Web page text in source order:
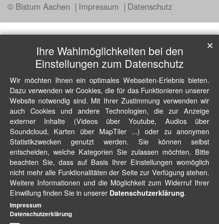
© Bistum Aachen Impressum Datenschutz
Ihre Wahlmöglichkeiten bei den
Einstellungen zum Datenschutz
Wir möchten Ihnen ein optimales Webseiten-Erlebnis bieten.
Dazu verwenden wir Cookies, die für das Funktionieren unserer
Website notwendig sind. Mit Ihrer Zustimmung verwenden wir
auch Cookies und andere Technologien, die zur Anzeige
externer Inhalte (Videos über Youtube, Audios über
Soundcloud, Karten über MapTiler ...) oder zu anonymen
Statistikzwecken genutzt werden. Sie können selbst
entscheiden, welche Kategorien Sie zulassen möchten. Bitte
beachten Sie, dass auf Basis Ihrer Einstellungen womöglich
nicht mehr alle Funktionalitäten der Seite zur Verfügung stehen.
Weitere Informationen und die Möglichkeit zum Widerruf Ihrer
Einwillung finden Sie in unserer Datenschutzerklärung.
✕
Impressum
Datenschutzerklärung